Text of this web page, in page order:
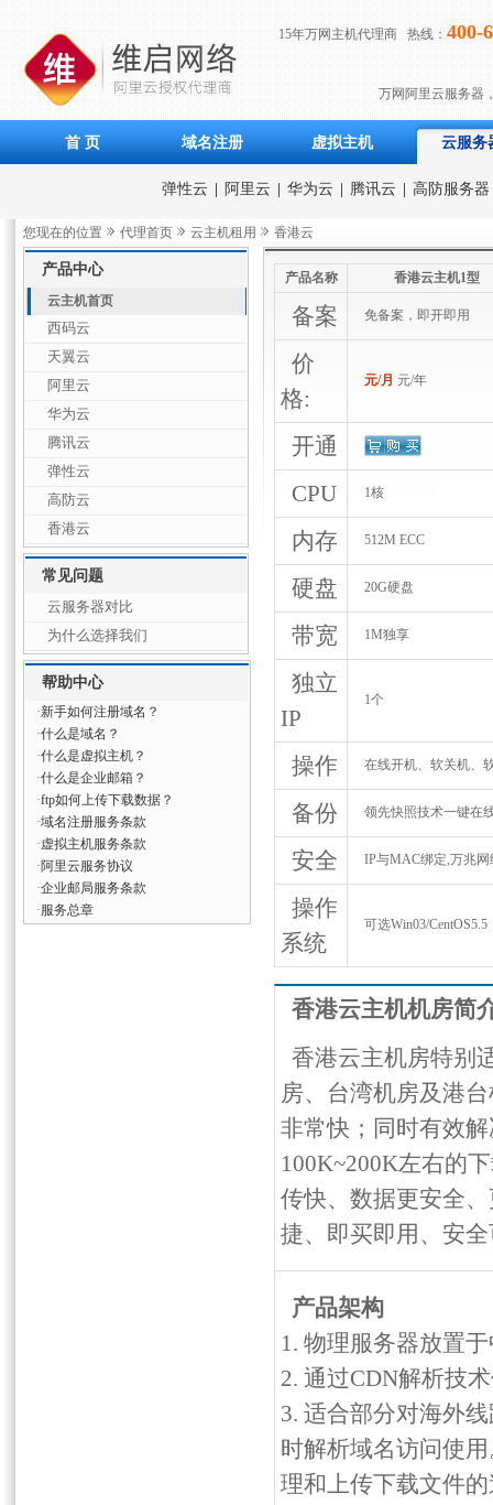
15年万网主机代理商 热线： 400-
万网阿里云服务器
首 页 域名注册 虚拟主机 云服务
弹性云 阿里云 华为云 腾讯云 高防服务器
您现在的位置 代理首页 云主机租用 香港云
产品中心
云主机首页
西码云
天翼云
阿里云
华为云
腾讯云
弹性云
高防云
香港云
常见问题
云服务器对比
为什么选择我们
帮助中心
·新手如何注册域名？
·什么是域名？
·什么是虚拟主机？
·什么是企业邮箱？
·ftp如何上传下载数据？
·域名注册服务条款
·虚拟主机服务条款
·阿里云服务协议
·企业邮局服务条款
·服务总章
产品名称 香港云主机1型
备案 免备案，即开即用
价
格:
元/月 元/年
开通
CPU
1核
内存 512M ECC
硬盘 20G硬盘
带宽 1M独享
独立
IP
1个
操作 在线开机、软关机、
备份 领先快照技术一键在
安全 IP与MAC绑定,万兆网
操作
系统
可选Win03/CentOS5.5
香港云主机机房简
香港云主机房特别
房、台湾机房及港
非常快；同时有效
100K~200K左右的
传快、数据更安全
捷、即买即用、安
产品架构
1. 物理服务器放置
2. 通过CDN解析技
3. 适合部分对海外
时解析域名访问使
理和上传下载文件